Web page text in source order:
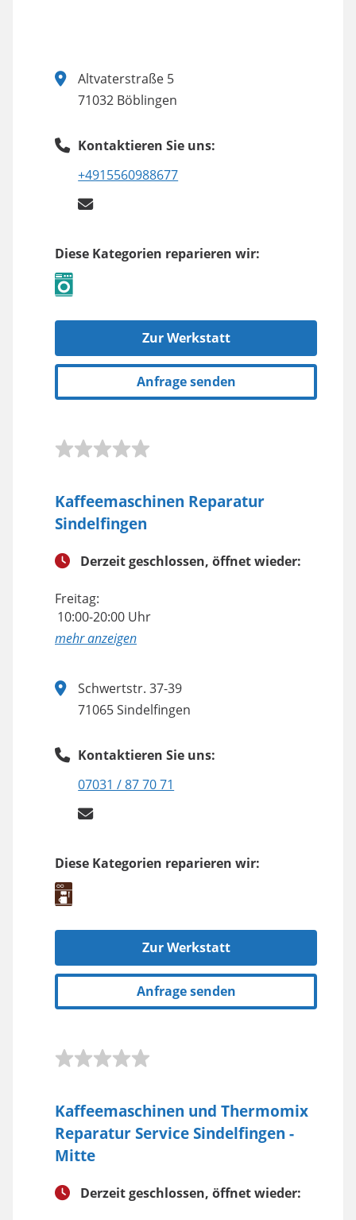
Altvaterstraße 5
71032 Böblingen
Kontaktieren Sie uns:
+4915560988677
Diese Kategorien reparieren wir:
Zur Werkstatt
Anfrage senden
Kaffeemaschinen Reparatur
Sindelfingen
Derzeit geschlossen, öffnet wieder:
Freitag:
10:00-20:00 Uhr
anzeigen
Schwertstr. 37-39
71065 Sindelfingen
Kontaktieren Sie uns:
07031 / 87 70 71
Diese Kategorien reparieren wir:
Zur Werkstatt
Anfrage senden
Kaffeemaschinen und Thermomix
Reparatur Service Sindelfingen -
Mitte
Derzeit geschlossen, öffnet wieder: